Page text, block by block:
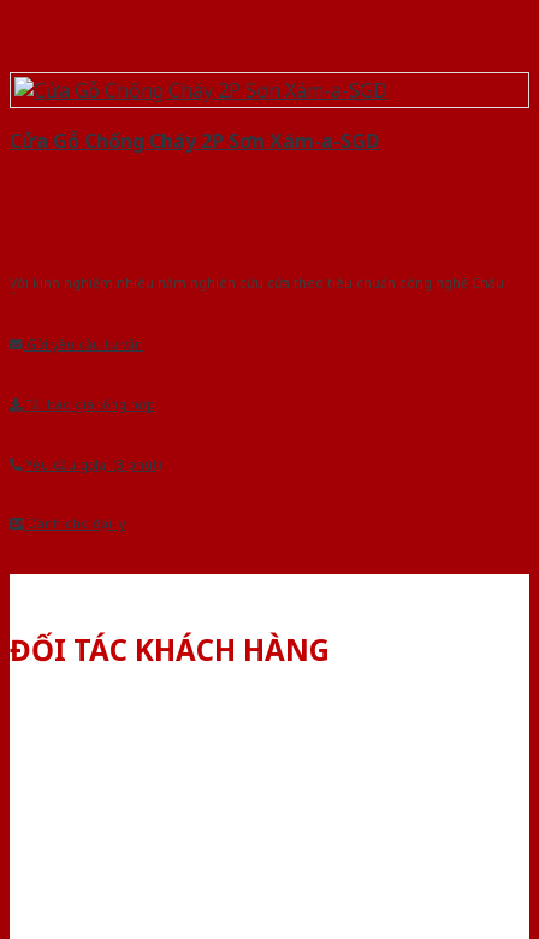
Cửa Gỗ Chống Cháy 2P Sơn Xám-a-SGD
Với kinh nghiệm nhiêu năm nghiên cứu cửa theo tiêu chuẩn công nghệ Châu
Gửi yêu cầu tư vấn
Tải báo giá tổng hợp
Yêu cầu gọi lại (3 phút)
Dành cho đại lý
ĐỐI TÁC KHÁCH HÀNG